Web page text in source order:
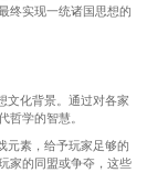
终实现一统诸国思想的
文化背景。通过对各家
哲学的智慧。
元素，给予玩家足够的
家的同盟或争夺，这些